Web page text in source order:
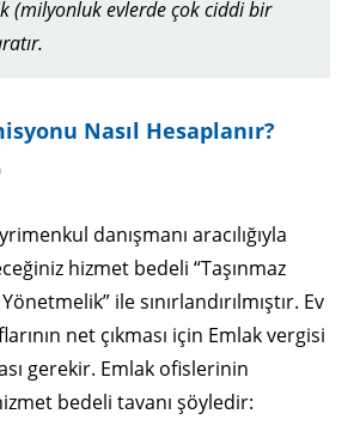
(milyonluk evlerde çok ciddi bir
Nasıl Hesaplanır?
danışmanı aracılığıyla
hizmet bedeli “Taşınmaz
ile sınırlandırılmıştır. Ev
net çıkması için Emlak vergisi
gerekir. Emlak ofislerinin
bedeli tavanı şöyledir: